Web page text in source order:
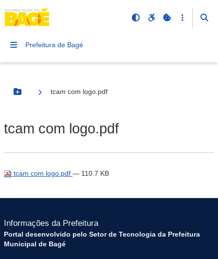
Prefeitura de Bagé
Botão Menu
tcam com logo.pdf
tcam com logo.pdf
tcam com logo.pdf — 110.7 KB
Informações da Prefeitura
Portal desenvolvido pelo Setor de Tecnologia da Prefeitura
Municipal de Bagé